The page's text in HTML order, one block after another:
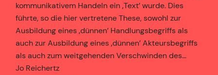
kommunikativem Handeln ein ‚Text’ wurde. Dies
führte, so die hier vertretene These, sowohl zur
Ausbildung eines ‚dünnen’ Handlungsbegriffs als
auch zur Ausbildung eines ‚dünnen’ Akteursbegriffs
als auch zum weitgehenden Verschwinden des…
Jo Reichertz